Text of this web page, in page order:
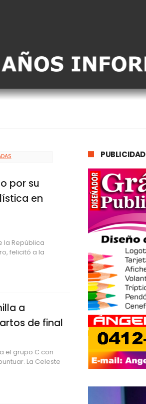
por su
en
la República
felicitó a la
a
de final
el grupo C con
La Celeste
PUBLICIDAD